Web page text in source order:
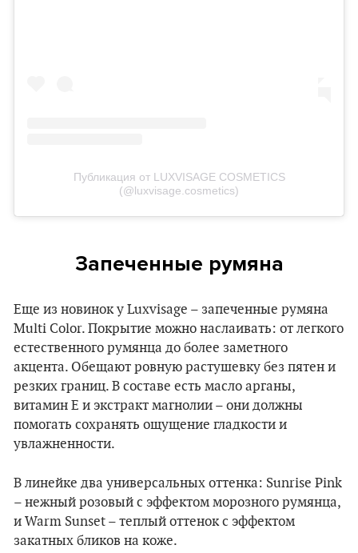
Публикация от LUXVISAGE COSMETICS
(@luxvisage.cosmetics)
Запеченные румяна
Еще из новинок у Luxvisage – запеченные румяна
Multi Color. Покрытие можно наслаивать: от легкого
естественного румянца до более заметного
акцента. Обещают ровную растушевку без пятен и
резких границ. В составе есть масло арганы,
витамин Е и экстракт магнолии – они должны
помогать сохранять ощущение гладкости и
увлажненности.
В линейке два универсальных оттенка: Sunrise Pink
– нежный розовый с эффектом морозного румянца,
и Warm Sunset – теплый оттенок с эффектом
закатных бликов на коже.